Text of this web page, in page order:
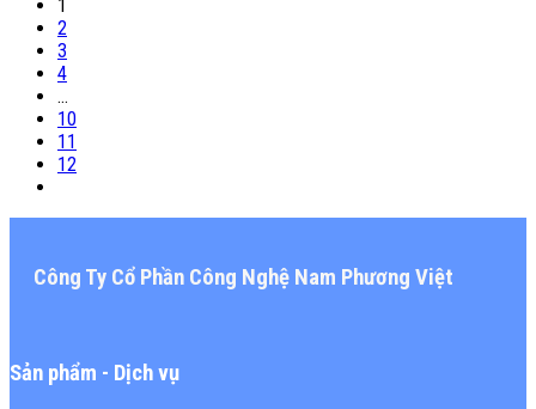
1
2
3
4
…
10
11
12
Công Ty Cổ Phần Công Nghệ Nam Phương Việt
Sản phẩm - Dịch vụ